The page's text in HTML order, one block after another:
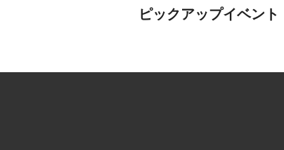
ピックアップイベント